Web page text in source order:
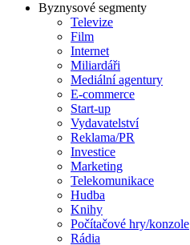
Byznysové segmenty
Televize
Film
Internet
Miliardáři
Mediální agentury
E-commerce
Start-up
Vydavatelství
Reklama/PR
Investice
Marketing
Telekomunikace
Hudba
Knihy
Počítačové hry/konzole
Rádia